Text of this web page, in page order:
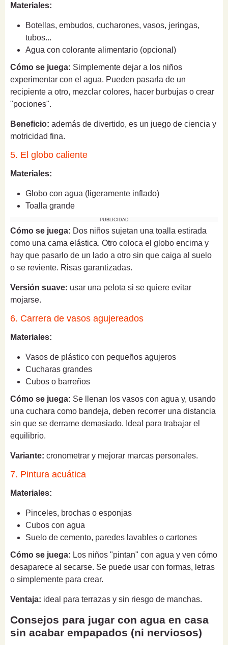
Materiales:
Botellas, embudos, cucharones, vasos, jeringas,
tubos...
Agua con colorante alimentario (opcional)
Cómo se juega: Simplemente dejar a los niños
experimentar con el agua. Pueden pasarla de un
recipiente a otro, mezclar colores, hacer burbujas o crear
"pociones".
Beneficio: además de divertido, es un juego de ciencia y
motricidad fina.
5. El globo caliente
Materiales:
Globo con agua (ligeramente inflado)
Toalla grande
PUBLICIDAD
Cómo se juega: Dos niños sujetan una toalla estirada
como una cama elástica. Otro coloca el globo encima y
hay que pasarlo de un lado a otro sin que caiga al suelo
o se reviente. Risas garantizadas.
Versión suave: usar una pelota si se quiere evitar
mojarse.
6. Carrera de vasos agujereados
Materiales:
Vasos de plástico con pequeños agujeros
Cucharas grandes
Cubos o barreños
Cómo se juega: Se llenan los vasos con agua y, usando
una cuchara como bandeja, deben recorrer una distancia
sin que se derrame demasiado. Ideal para trabajar el
equilibrio.
Variante: cronometrar y mejorar marcas personales.
7. Pintura acuática
Materiales:
Pinceles, brochas o esponjas
Cubos con agua
Suelo de cemento, paredes lavables o cartones
Cómo se juega: Los niños "pintan" con agua y ven cómo
desaparece al secarse. Se puede usar con formas, letras
o simplemente para crear.
Ventaja: ideal para terrazas y sin riesgo de manchas.
Consejos para jugar con agua en casa
sin acabar empapados (ni nerviosos)